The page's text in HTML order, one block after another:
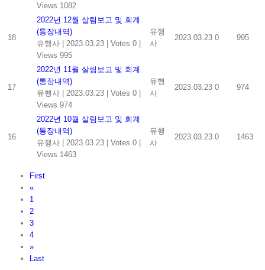
Views 1082
18
2022년 12월 살림보고 및 회계
(통장내역)
유행사 | 2023.03.23 | Votes 0 |
Views 995
유행
사
2023.03.23 0 995
17
2022년 11월 살림보고 및 회계
(통장내역)
유행사 | 2023.03.23 | Votes 0 |
Views 974
유행
사
2023.03.23 0 974
16
2022년 10월 살림보고 및 회계
(통장내역)
유행사 | 2023.03.23 | Votes 0 |
Views 1463
유행
사
2023.03.23 0 1463
First
«
1
2
3
4
»
Last